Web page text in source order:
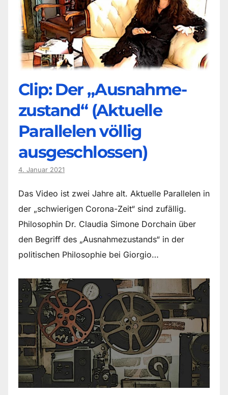
Clip: Der „Ausnahme-
zustand“ (Aktuelle
Parallelen völlig
ausgeschlossen)
4. Januar 2021
Das Video ist zwei Jahre alt. Aktuelle Parallelen in
der „schwierigen Corona-Zeit“ sind zufällig.
Philosophin Dr. Claudia Simone Dorchain über
den Begriff des „Ausnahmezustands“ in der
politischen Philosophie bei Giorgio…